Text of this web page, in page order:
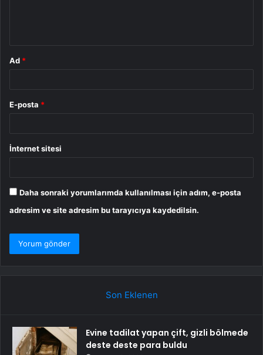
Ad *
E-posta *
İnternet sitesi
Daha sonraki yorumlarımda kullanılması için adım, e-posta
adresim ve site adresim bu tarayıcıya kaydedilsin.
Son Eklenen
Evine tadilat yapan çift, gizli bölmede
deste deste para buldu